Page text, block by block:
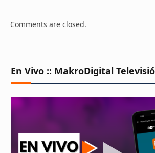
Comments are closed.
En Vivo :: MakroDigital